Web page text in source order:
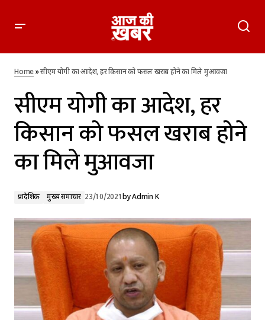
सीएम योगी का आदेश, हर किसान को फसल खराब होने का मिले मुआवजा
Home»सीएम योगी का आदेश, हर किसान को फसल खराब होने का मिले मुआवजा
सीएम योगी का आदेश, हर
किसान को फसल खराब होने
का मिले मुआवजा
प्रादेशिक मुख्य समाचार 23/10/2021byAdmin K